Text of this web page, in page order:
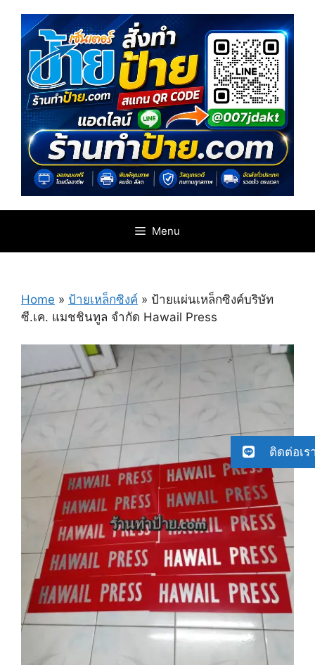
content
Menu
Home » ป้ายเหล็กซิงค์ » ป้ายแผ่นเหล็กซิงค์บริษัท
ซี.เค. แมชชินทูล จำกัด Hawail Press
ติดต่อเร